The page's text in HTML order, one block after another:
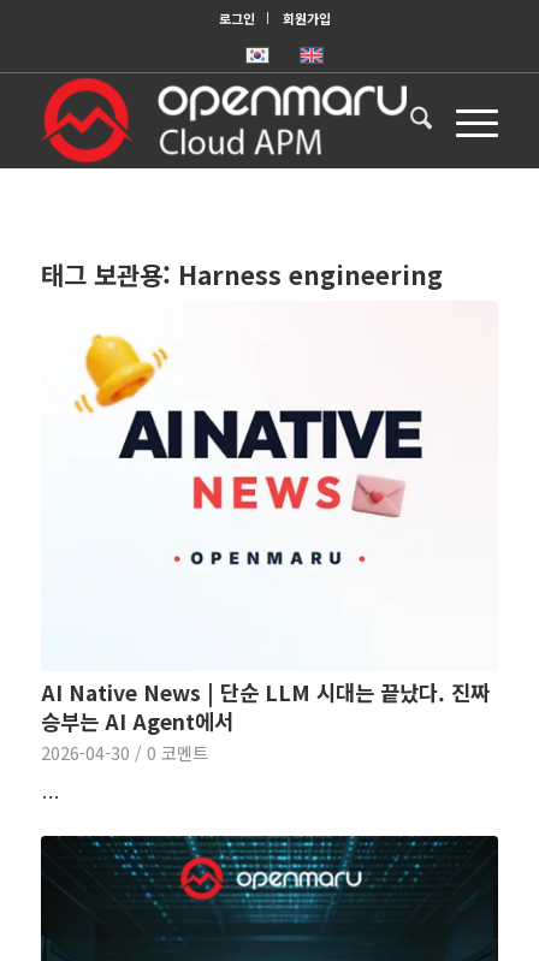
로그인 회원가입
태그 보관용: Harness engineering
AI Native News | 단순 LLM 시대는 끝났다. 진짜
승부는 AI Agent에서
2026-04-30 / 0 코멘트
…